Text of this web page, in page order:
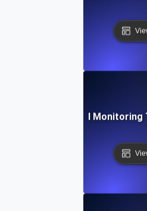
Practices for API Monitoring